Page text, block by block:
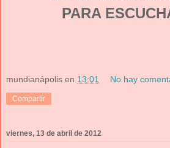
PARA
mundianápolis en 13:01 No hay
Compartir
viernes, 13 de abril de 2012